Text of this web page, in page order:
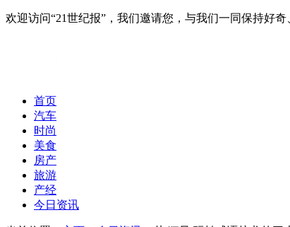
欢迎访问“21世纪报”，我们邀请您，与我们一同保持好
首页
汽车
时尚
美食
房产
旅游
产经
今日资讯